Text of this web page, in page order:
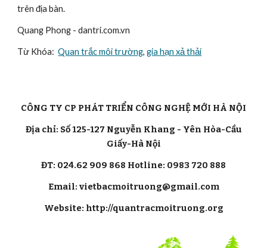
trên địa bàn.
Quang Phong - dantri.com.vn
Từ Khóa: Quan trắc môi trường, gia hạn xả thải
CÔNG TY CP PHÁT TRIỂN CÔNG NGHỆ MỚI HÀ NỘI
Địa chỉ: Số 125-127 Nguyễn Khang - Yên Hòa-Cầu
Giấy-Hà Nội
ĐT: 024.62 909 868 Hotline: 0983 720 888
Email: vietbacmoitruong@gmail.com
Website: http://quantracmoitruong.org